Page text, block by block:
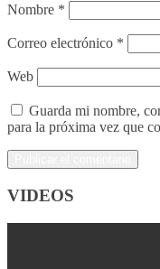
Nombre *
Correo electrónico *
Web
Guarda mi nombre,
para la próxima vez que
VIDEOS